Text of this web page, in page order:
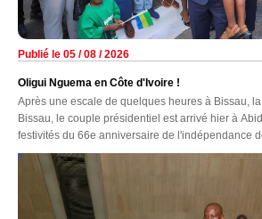
Publié le 05 / 08 / 2026
Oligui Nguema en Côte d'Ivoire !
Après une escale de quelques heures à Bissau,
Bissau, le couple présidentiel est arrivé hier à
festivités du 66e anniversaire de l'indépendance
l'Ouest.